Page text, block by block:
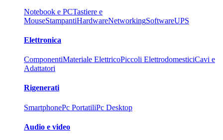
Notebook e PCTastiere e
MouseStampantiHardwareNetworkingSoftwareUPS
Elettronica
ComponentiMateriale ElettricoPiccoli ElettrodomesticiCavi e
Adattatori
Rigenerati
SmartphonePc PortatiliPc Desktop
Audio e video